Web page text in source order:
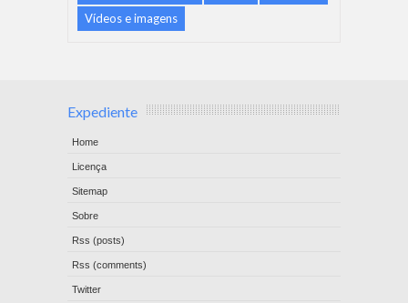
Vídeos e imagens
Expediente
Home
Licença
Sitemap
Sobre
Rss (posts)
Rss (comments)
Twitter